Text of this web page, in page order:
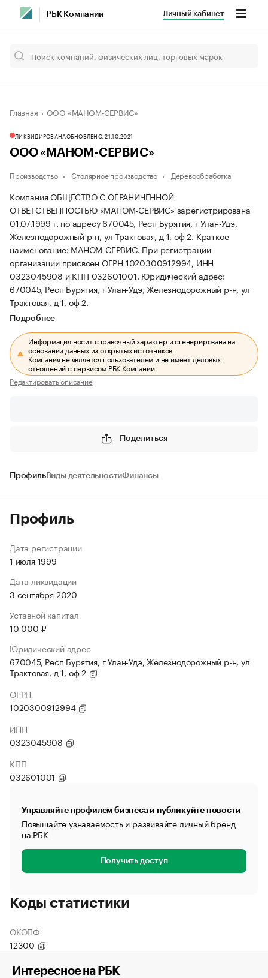
РБК Компании Личный кабинет
Главная ООО «МАНОМ-СЕРВИС»
ЛИКВИДИРОВАНАОБНОВЛЕНО, 21.10.2021
ООО «МАНОМ-СЕРВИС»
Производство Столярное производство Деревообработка
Компания ОБЩЕСТВО С ОГРАНИЧЕННОЙ
ОТВЕТСТВЕННОСТЬЮ «МАНОМ-СЕРВИС» зарегистрирована
01.07.1999 г. по адресу 670045, Респ Бурятия, г Улан-Удэ,
Железнодорожный р-н, ул Трактовая, д 1, оф 2. Краткое
наименование: МАНОМ-СЕРВИС. При регистрации
организации присвоен ОГРН 1020300912994, ИНН
0323045908 и КПП 032601001. Юридический адрес:
670045, Респ Бурятия, г Улан-Удэ, Железнодорожный р-н, ул
Трактовая, д 1, оф 2.
Подробнее
Информация носит справочный характер и сгенерирована на
основании данных из открытых источников.
Компания не является пользователем и не имеет деловых
отношений с сервисом РБК Компании.
Редактировать описание
Поделиться
ПрофильВиды деятельностиФинансы
Профиль
Дата регистрации
1 июля 1999
Дата ликвидации
3 сентября 2020
Уставной капитал
10 000 ₽
Юридический адрес
670045, Респ Бурятия, г Улан-Удэ, Железнодорожный р-н, ул
Трактовая, д 1, оф 2
ОГРН
1020300912994
ИНН
0323045908
КПП
032601001
Управляйте профилем бизнеса и публикуйте новости
Повышайте узнаваемость и развивайте личный бренд
на РБК
Получить доступ
Коды статистики
ОКОПФ
12300
Интересное на РБК